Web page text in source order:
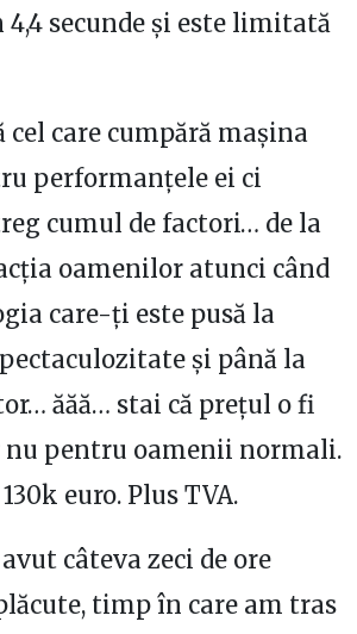
secunde și este limitată
cel care cumpără mașina
performanțele ei ci
cumul de factori… de la
oamenilor atunci când
care-ți este pusă la
și până la
ăăă… stai că prețul o fi
nu pentru oamenii normali.
euro. Plus TVA.
câteva zeci de ore
timp în care am tras